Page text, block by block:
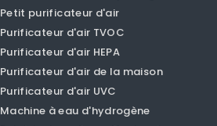
Purificateur d'air
Purificateur d'air PM1.0
Purificateur d'air PM2.5
Purificateur d'air de voiture